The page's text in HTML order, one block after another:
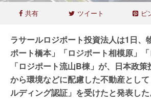
共有 ツイート ピ
ラサールロジポート投資法人は1日、
ポート橋本」「ロジポート相模原」「
「ロジポート流山B棟」が、日本政策
から環境などに配慮した不動産とし
ルディング認証」を受けたと発表した